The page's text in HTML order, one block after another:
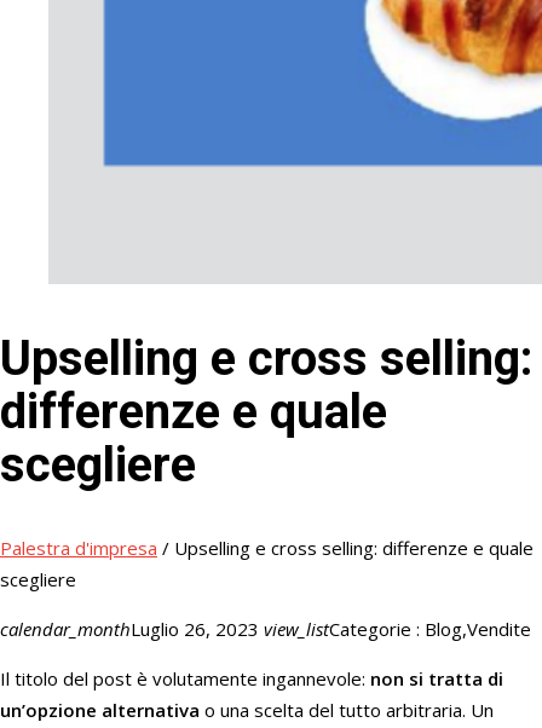
Upselling e cross selling:
differenze e quale
scegliere
Palestra d'impresa / Upselling e cross selling: differenze e quale
scegliere
calendar_monthLuglio 26, 2023 view_listCategorie : Blog,Vendite
Il titolo del post è volutamente ingannevole: non si tratta di
un’opzione alternativa o una scelta del tutto arbitraria. Un